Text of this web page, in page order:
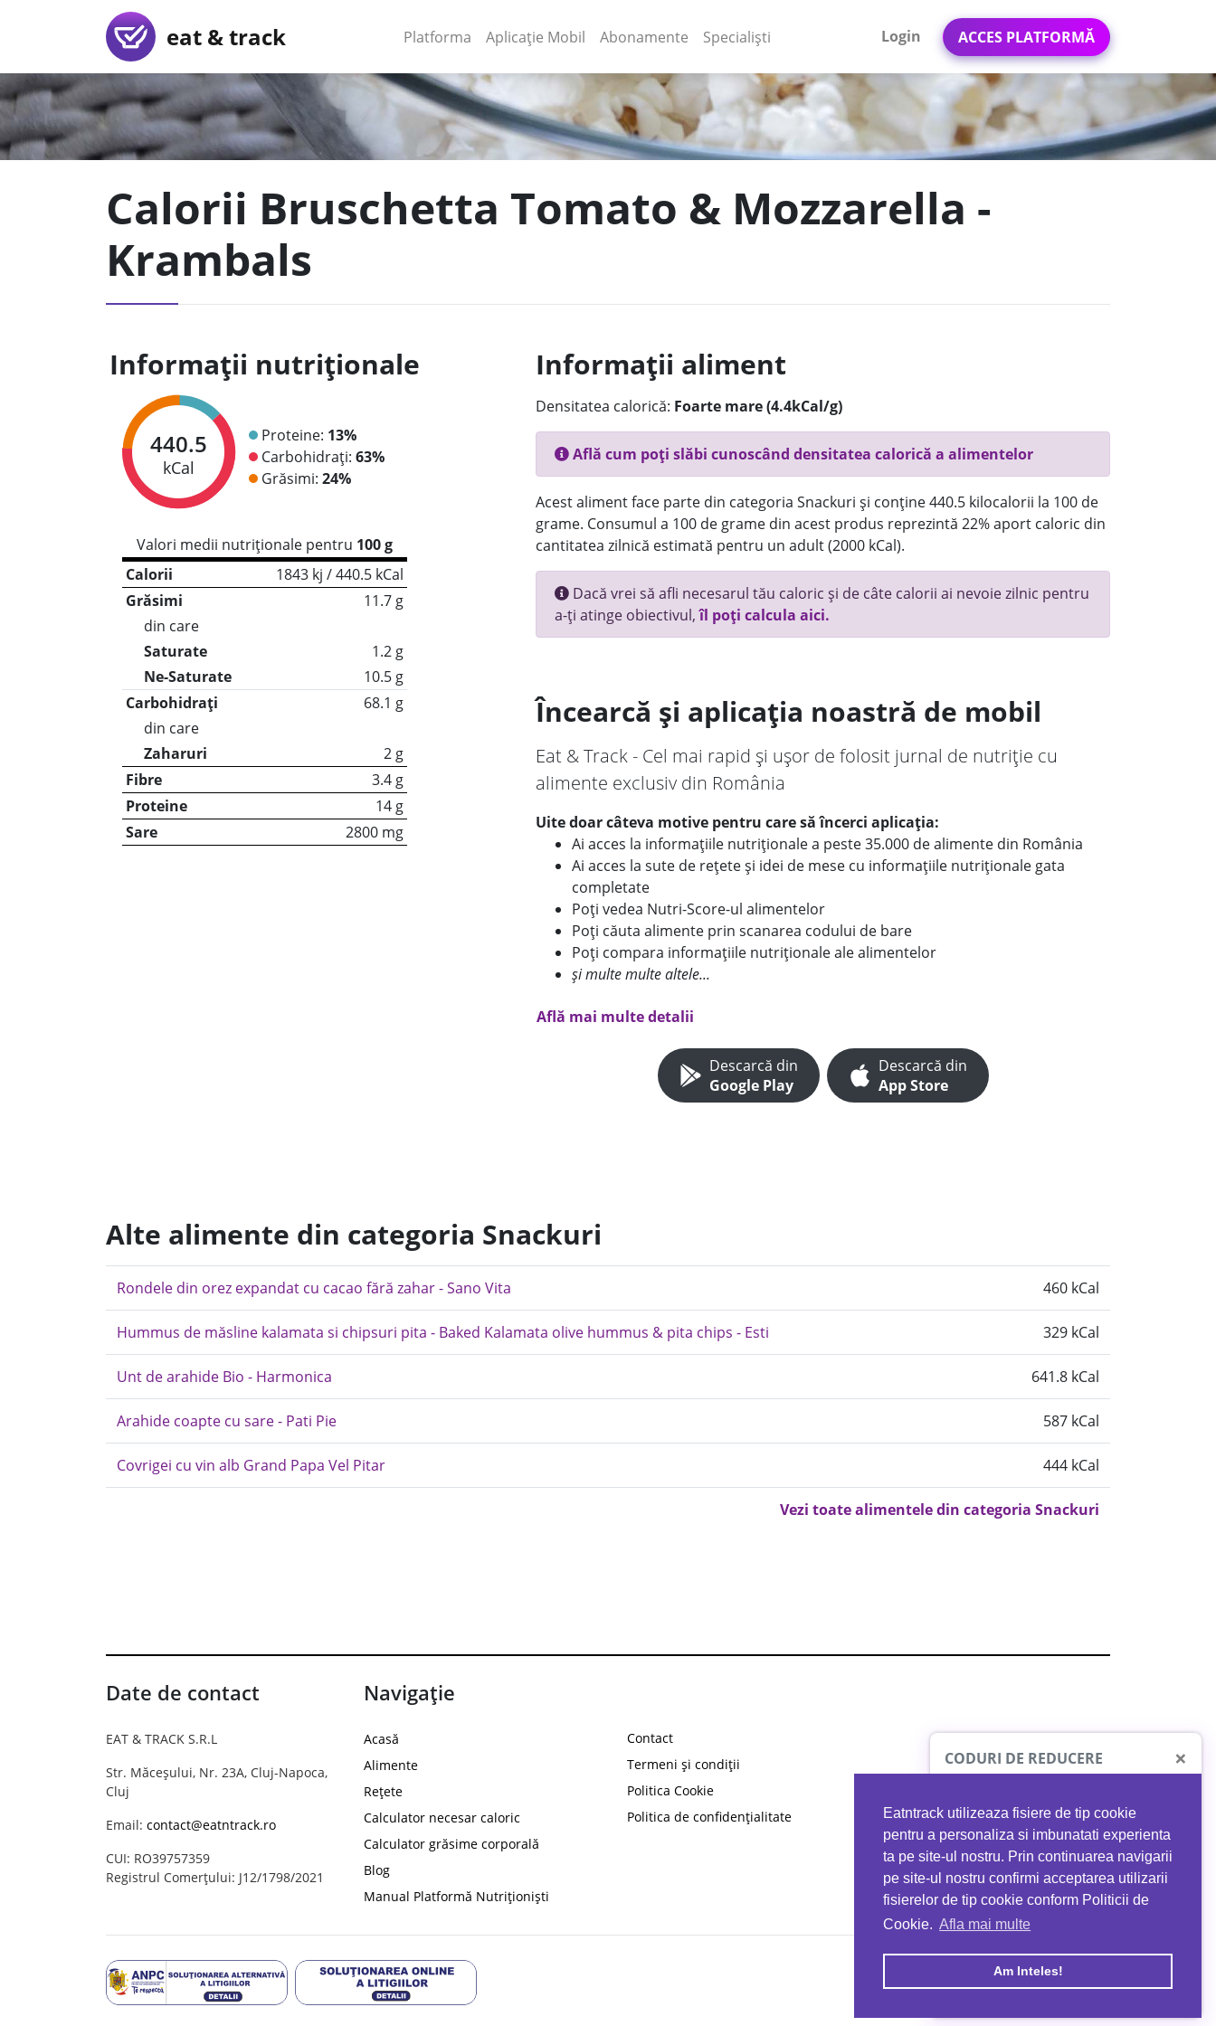
Eatntrack utilizeaza fisiere de tip cookie
pentru a personaliza si imbunatati experienta
ta pe site-ul nostru. Prin continuarea navigarii
pe site-ul nostru confirmi acceptarea utilizarii
fisierelor de tip cookie conform Politicii de
Cookie. Afla mai multe
Am Inteles!
eat & track Platforma (current)
Aplicație Mobil (current)
Abonamente Specialiști Login ACCES PLATFORMĂ
Calorii Bruschetta Tomato & Mozzarella -
Krambals
Informații nutriționale
440.5
kCal
Proteine: 13%
Carbohidrați: 63%
Grăsimi: 24%
Valori medii nutriționale pentru 100 g
Calorii
1843 kj / 440.5 kCal
Grăsimi
11.7 g
din care
Saturate
1.2 g
Ne-Saturate
10.5 g
Carbohidrați
68.1 g
din care
Zaharuri
2 g
Fibre
3.4 g
Proteine
14 g
Sare
2800 mg
Informații aliment
Densitatea calorică: Foarte mare (4.4kCal/g)
Află cum poți slăbi cunoscând densitatea calorică a alimentelor
Acest aliment face parte din categoria Snackuri și conține 440.5 kilocalorii la 100 de
grame. Consumul a 100 de grame din acest produs reprezintă 22% aport caloric din
cantitatea zilnică estimată pentru un adult (2000 kCal).
Dacă vrei să afli necesarul tău caloric și de câte calorii ai nevoie zilnic pentru
a-ți atinge obiectivul,îl poți calcula aici.
Încearcă și aplicația noastră de mobil
Eat & Track - Cel mai rapid și ușor de folosit jurnal de nutriție cu
alimente exclusiv din România
Uite doar câteva motive pentru care să încerci aplicația:
Ai acces la informațiile nutriționale a peste 35.000 de alimente din România
Ai acces la sute de rețete și idei de mese cu informațiile nutriționale gata
completate
Poți vedea Nutri-Score-ul alimentelor
Poți căuta alimente prin scanarea codului de bare
Poți compara informațiile nutriționale ale alimentelor
și multe multe altele...
Află mai multe detalii
Descarcă din
Google Play
Descarcă din
App Store
Alte alimente din categoria Snackuri
Rondele din orez expandat cu cacao fără zahar - Sano Vita 460 kCal
Hummus de măsline kalamata si chipsuri pita - Baked Kalamata olive hummus & pita chips - Esti 329 kCal
Unt de arahide Bio - Harmonica 641.8 kCal
Arahide coapte cu sare - Pati Pie 587 kCal
Covrigei cu vin alb Grand Papa Vel Pitar 444 kCal
Vezi toate alimentele din categoria Snackuri
Date de contact
EAT & TRACK S.R.L
Str. Măceșului, Nr. 23A, Cluj-Napoca,
Cluj
Email: contact@eatntrack.ro
CUI: RO39757359
Registrul Comerțului: J12/1798/2021
Navigație
Acasă
Alimente
Rețete
Calculator necesar caloric
Calculator grăsime corporală
Blog
Manual Platformă Nutriționiști
Contact
Termeni și condiții
Politica Cookie
Politica de confidențialitate
CODURI DE REDUCERE ×
PROTO41
reducere la orice comandă
EATNTRACK
MYPROTEIN
Ai40%reducere la orice comandă
folosind codul EATTRACK